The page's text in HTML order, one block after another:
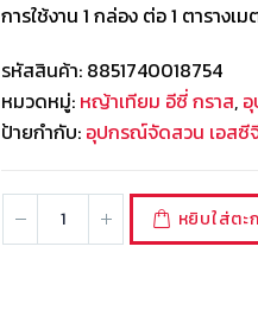
การใช้งาน 1 กล่อง ต่อ 1 ตารางเ
รหัสสินค้า: 8851740018754
หมวดหมู่: หญ้าเทียม อีซี่ กราส,
ป้ายกำกับ: อุปกรณ์จัดสวน เอสซี
หยิบใส่ตะ